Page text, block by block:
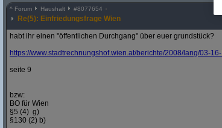
^ Forum Haushalt #8077654
Re(5): Einfriedungsfrage Wien
habt ihr einen "öffentlichen Durchgang" über euer grundstück?
https://www.stadtrechnungshof.wien.at/berichte/2008/ lang/03-
seite 9
bzw:
BO für Wien
§5 (4) g)
§130 (2) b)